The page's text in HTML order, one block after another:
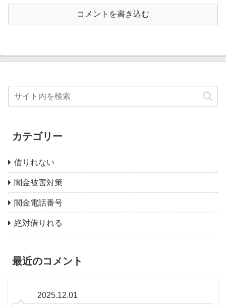
コメントを書き込む
カテゴリー
借りれない
闇金被害対策
闇金電話番号
絶対借りれる
最近のコメント
2025.12.01